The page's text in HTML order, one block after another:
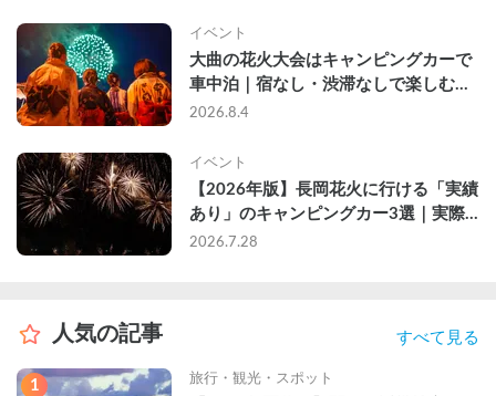
イベント
大曲の花火大会はキャンピングカーで
車中泊｜宿なし・渋滞なしで楽しむ
2026年完全ガイド
2026.8.4
イベント
【2026年版】長岡花火に行ける「実績
あり」のキャンピングカー3選｜実際
に利用したゲストのレビュー付き
2026.7.28
人気の記事 すべて見る
1 旅行・観光・スポット